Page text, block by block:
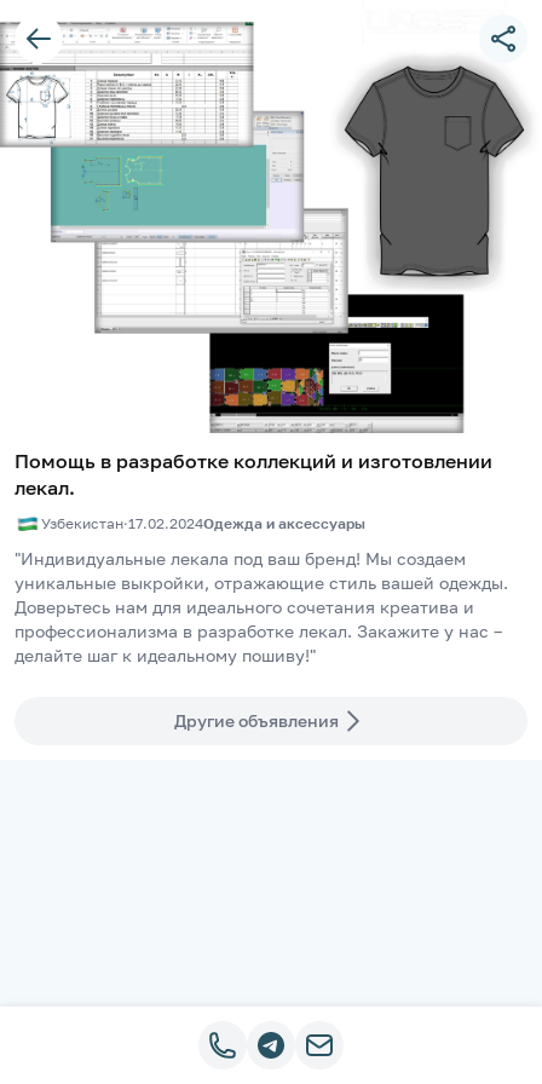
Помощь в разработке коллекций и изготовлении
лекал.
Узбекистан·17.02.2024Одежда и аксессуары
"Индивидуальные лекала под ваш бренд! Мы создаем
уникальные выкройки, отражающие стиль вашей одежды.
Доверьтесь нам для идеального сочетания креатива и
профессионализма в разработке лекал. Закажите у нас –
делайте шаг к идеальному пошиву!"
Другие объявления